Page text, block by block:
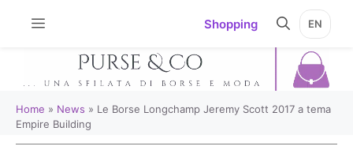
Shopping EN
Home » News » Le Borse Longchamp Jeremy Scott 2017 a tema
Empire Building